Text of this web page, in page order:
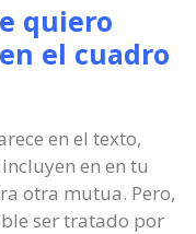
quiero
el cuadro
en el texto,
en en tu
otra mutua. Pero,
ser tratado por